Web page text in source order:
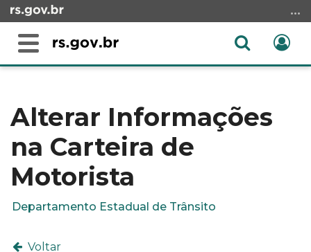
para
conteúdo
menu
para
busca
Alterna
Abrir
conteúdo
Alterar Informações
na Carteira de
Motorista
Departamento Estadual de Trânsito
Voltar